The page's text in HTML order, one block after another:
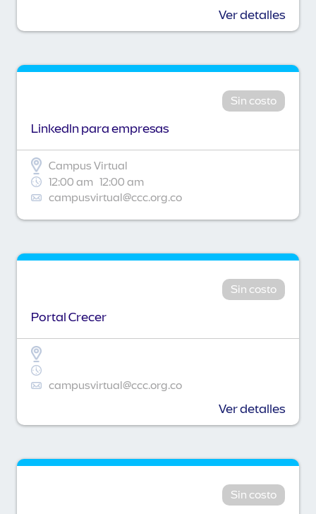
Ver detalles
Sin costo
Linkedln para empresas
Campus Virtual
12:00 am 12:00 am
campusvirtual@ccc.org.co
Sin costo
Portal Crecer
campusvirtual@ccc.org.co
Ver detalles
Sin costo